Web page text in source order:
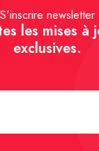
S'inscrire newsletter
les mises à
exclusives.